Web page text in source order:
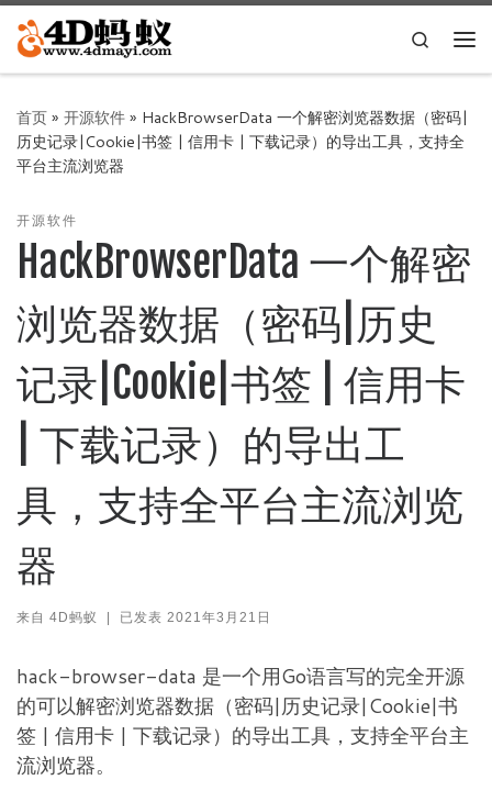
Skip to content
Search
首页» 开源软件» HackBrowserData 一个解密浏览器数据（密码|
历史记录|Cookie|书签 | 信用卡 | 下载记录）的导出工具，支持全
平台主流浏览器
开源软件
HackBrowserData 一个解密
浏览器数据（密码|历史
记录|Cookie|书签 | 信用卡
| 下载记录）的导出工
具，支持全平台主流浏览
器
来自 4D蚂蚁 | 已发表 2021年3月21日
hack-browser-data 是一个用Go语言写的完全开源
的可以解密浏览器数据（密码|历史记录|Cookie|书
签 | 信用卡 | 下载记录）的导出工具，支持全平台主
流浏览器。